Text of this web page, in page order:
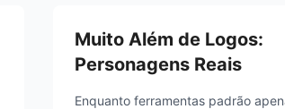
Muito Além de Logos:
Personagens Reais
Enquanto ferramentas padrão